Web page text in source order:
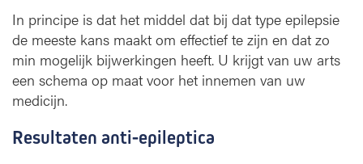
In principe is dat het middel dat bij dat type epilepsie
de meeste kans maakt om effectief te zijn en dat zo
min mogelijk bijwerkingen heeft. U krijgt van uw arts
een schema op maat voor het innemen van uw
medicijn.
Resultaten anti-epileptica